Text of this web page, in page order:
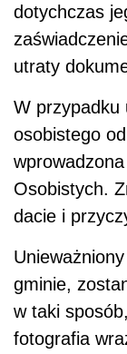
dotychczas
utraty
W przypadku
osobistego
Osobistych.
dacie i
gminie,
w taki
fotografia